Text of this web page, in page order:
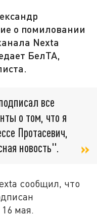
о помиловании
Nexta
БелТА,
все
о том, что я
Протасевич,
новость".
сообщил, что
мая.